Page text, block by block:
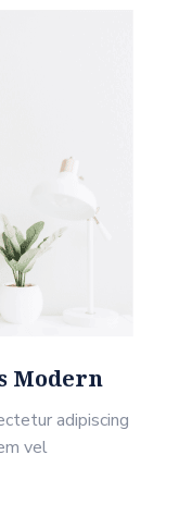
Modern
adipiscing
vel